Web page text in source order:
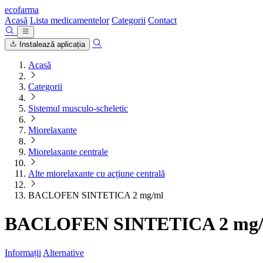
ecofarma
Acasă Lista medicamentelor Categorii Contact
Instalează aplicația
Acasă
Categorii
Sistemul musculo-scheletic
Miorelaxante
Miorelaxante centrale
Alte miorelaxante cu acțiune centrală
BACLOFEN SINTETICA 2 mg/ml
BACLOFEN SINTETICA 2
Informații Alternative